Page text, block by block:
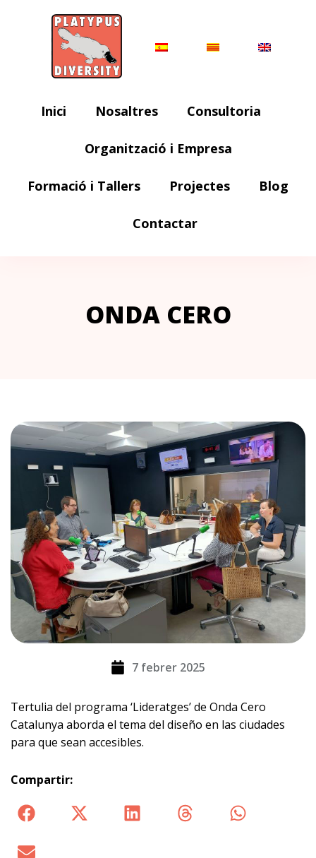
Inici Nosaltres Consultoria
Organització i Empresa
Formació i Tallers Projectes Blog
Contactar
ONDA CERO
7 febrer 2025
Tertulia del programa ‘Lideratges’ de Onda Cero
Catalunya aborda el tema del diseño en las ciudades
para que sean accesibles.
Compartir: